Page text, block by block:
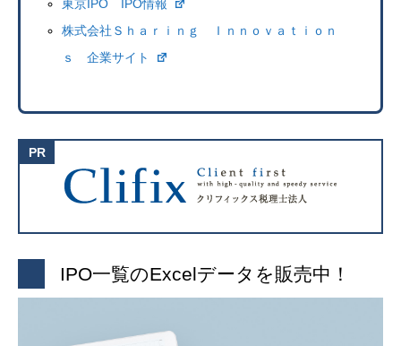
東京IPO IPO情報
株式会社Ｓｈａｒｉｎｇ Ｉｎｎｏｖａｔｉｏｎ
ｓ 企業サイト
IPO一覧のExcelデータを販売中！